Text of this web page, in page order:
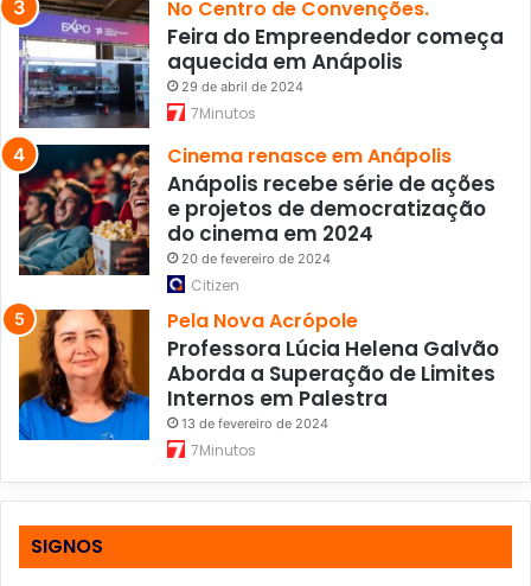
No Centro de Convenções.
Feira do Empreendedor começa
aquecida em Anápolis
29 de abril de 2024
7Minutos
Cinema renasce em Anápolis
Anápolis recebe série de ações
e projetos de democratização
do cinema em 2024
20 de fevereiro de 2024
Citizen
Pela Nova Acrópole
Professora Lúcia Helena Galvão
Aborda a Superação de Limites
Internos em Palestra
13 de fevereiro de 2024
7Minutos
SIGNOS